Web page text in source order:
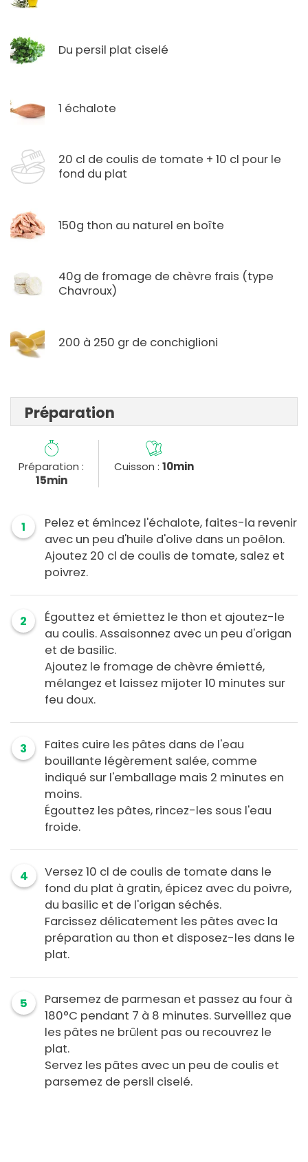
Du persil plat ciselé
1 échalote
20 cl de coulis de tomate + 10 cl pour le
fond du plat
150g thon au naturel en boîte
40g de fromage de chèvre frais (type
Chavroux)
200 à 250 gr de conchiglioni
Préparation
Préparation :
15min
Cuisson : 10min
1
Pelez et émincez l'échalote, faites-la revenir
avec un peu d'huile d'olive dans un poêlon.
Ajoutez 20 cl de coulis de tomate, salez et
poivrez.
2
Égouttez et émiettez le thon et ajoutez-le
au coulis. Assaisonnez avec un peu d'origan
et de basilic.
Ajoutez le fromage de chèvre émietté,
mélangez et laissez mijoter 10 minutes sur
feu doux.
3
Faites cuire les pâtes dans de l'eau
bouillante légèrement salée, comme
indiqué sur l'emballage mais 2 minutes en
moins.
Égouttez les pâtes, rincez-les sous l'eau
froide.
4
Versez 10 cl de coulis de tomate dans le
fond du plat à gratin, épicez avec du poivre,
du basilic et de l'origan séchés.
Farcissez délicatement les pâtes avec la
préparation au thon et disposez-les dans le
plat.
5
Parsemez de parmesan et passez au four à
180°C pendant 7 à 8 minutes. Surveillez que
les pâtes ne brûlent pas ou recouvrez le
plat.
Servez les pâtes avec un peu de coulis et
parsemez de persil ciselé.